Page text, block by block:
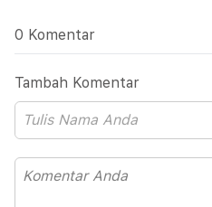
0 Komentar
Tambah Komentar